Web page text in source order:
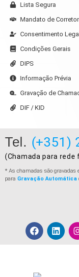
Lista Segura
Mandato de Corretor
Consentimento
Condições Gerais
DIPS
Informação Prévia
Gravação de
DIF / KID
Tel. (+351)
(Chamada para rede
* As chamadas são gravadas
para Gravação Automática
F
a
c
L
i
n
I